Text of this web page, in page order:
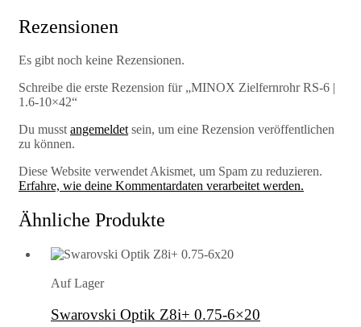
Rezensionen
Es gibt noch keine Rezensionen.
Schreibe die erste Rezension für „MINOX Zielfernrohr RS-6 |
1.6-10×42“
Du musstangemeldetsein, um eine Rezension veröffentlichen
zu können.
Diese Website verwendet Akismet, um Spam zu reduzieren.
Erfahre, wie deine Kommentardaten verarbeitet werden.
Ähnliche Produkte
Auf Lager
Swarovski Optik Z8i+ 0.75-6×20